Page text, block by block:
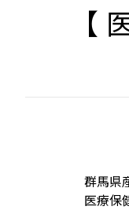
群馬県
医療保